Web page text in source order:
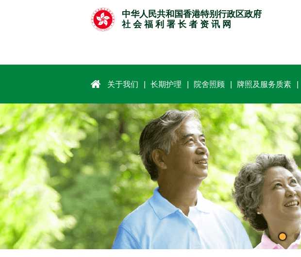
中华人民共和国香港特别行政区政府
社 会 福 利 署 长 者 资 讯 网
关于我们 长期护理 院舍照顾 牌照及服务质素